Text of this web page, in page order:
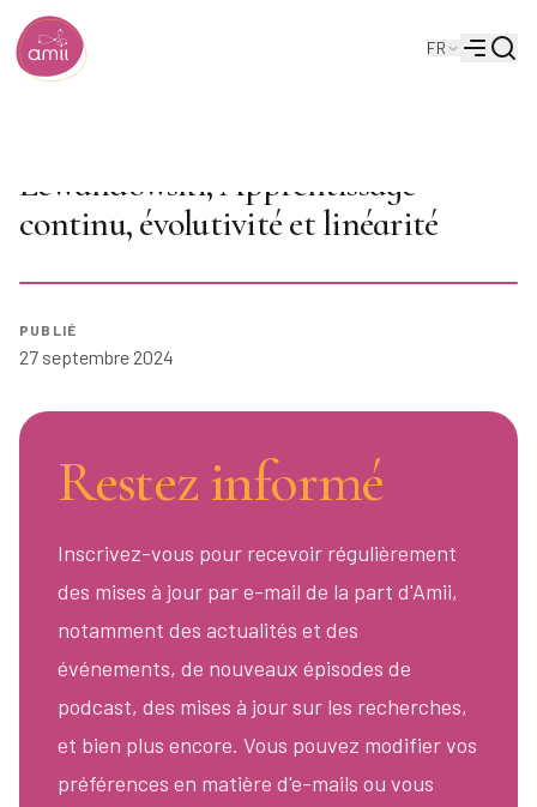
Institut de l'intelligence artificielle de l'Alberta
FR
Menu
Lewandowski, Apprentissage
continu, évolutivité et linéarité
PUBLIÉ
27 septembre 2024
Restez informé
Inscrivez-vous pour recevoir régulièrement
des mises à jour par e-mail de la part d'Amii,
notamment des actualités et des
événements, de nouveaux épisodes de
podcast, des mises à jour sur les recherches,
et bien plus encore. Vous pouvez modifier vos
préférences en matière d'e-mails ou vous